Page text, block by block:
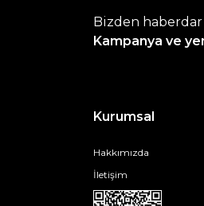
Bizden
Kampanya ve
Kurumsal
Hakkımızda
İletişim